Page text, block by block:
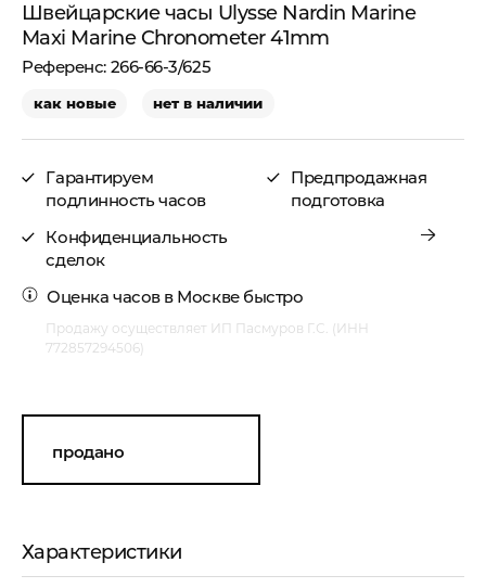
Швейцарские часы Ulysse Nardin Marine
Maxi Marine Chronometer 41mm
266-66-3/625
как новые нет в наличии
Гарантируем
подлинность часов
Конфиденциальность
сделок
Предпродажная
подготовка
Оценка часов в Москвебыстро
Продажу осуществляет ИП Пасмуров Г.С. (ИНН
772857294506)
продано
Характеристики